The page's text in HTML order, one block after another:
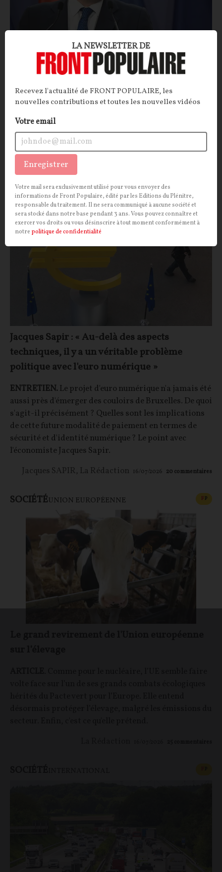
Comment l’Eurogroupe compte remplir les
ARTICLE.Pour financer le colossal budget pluriannuel
qu'elle prépare pour l'UE, la Commission européenne a
besoin d'argent. Le chef de l'Eurogroupe vient
justement de tomber sur une mine d'or… qui est
actuellement exploitée par les États-membres.
ECONOMIESOCIÉTÉ
Jacques Sapir : « Au-delà des aspects
techniques, il y a un véritable problème
politique avec l'euro numérique »
ENTRETIEN.Le projet d'euro numérique n'a jamais été
aussi près d'émerger des couloirs de Bruxelles. De quoi
s'agit-il précisément ? Quelles sont les implications
de cette future modalité de paiement en termes de
sécurité et d'identité numérique ? Le point avec
l'économiste Jacques Sapir.
Jacques SAPIR, La Rédaction 16/07/2026 20 commentaires
SOCIÉTÉUNION EUROPÉENNE FP
LA NEWSLETTER DE
Recevez l'actualité de FRONT POPULAIRE, les
nouvelles contributions et toutes les nouvelles vidéos
Votre email
Enregistrer
Votre mail sera exclusivement utilisé pour vous envoyer des
informations de Front Populaire, édité par les Editions du Plénitre,
responsable du traitement. Il ne sera communiqué à aucune société et
sera stocké dans notre base pendant 3 ans. Vous pouvez connaître et
exercer vos droits ou vous désinscrire à tout moment conformément à
notre politique de confidentialité